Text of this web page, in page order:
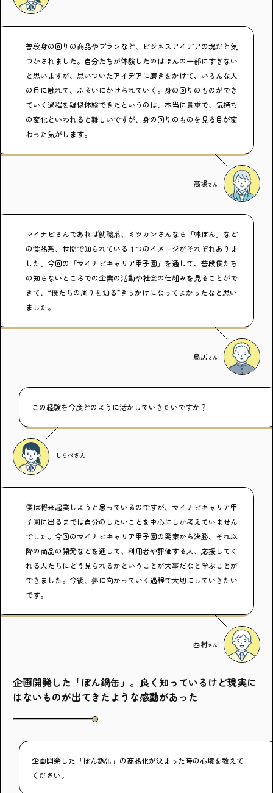
普段身の回りの商品やプランなど、ビジネスアイデアの塊だと気
づかされました。自分たちが体験したのはほんの一部にすぎない
と思いますが、思いついたアイデアに磨きをかけて、いろんな人
の目に触れて、ふるいにかけられていく。身の回りのものができ
ていく過程を疑似体験できたというのは、本当に貴重で、気持ち
の変化といわれると難しいですが、身の回りのものを見る目が変
わった気がします。
高場さん
マイナビさんであれば就職系、ミツカンさんなら「味ぽん」など
の食品系、世間で知られている１つのイメージがそれぞれありま
した。今回の「マイナビキャリア甲子園」を通して、普段僕たち
の知らないところでの企業の活動や社会の仕組みを見ることがで
きて、“僕たちの周りを知る”きっかけになってよかったなと思い
ました。
鳥居さん
この経験を今度どのように活かしていきたいですか？
しらべさん
僕は将来起業しようと思っているのですが、マイナビキャリア甲
子園に出るまでは自分のしたいことを中心にしか考えていません
でした。今回のマイナビキャリア甲子園の発案から決勝、それ以
降の商品の開発などを通して、利用者や評価する人、応援してく
れる人たちにどう見られるかということが大事だなと学ぶことが
できました。今後、夢に向かっていく過程で大切にしていきたい
です。
西村さん
企画開発した「ぽん鍋缶」。良く知っているけど現実に
はないものが出てきたような感動があった
企画開発した「ぽん鍋缶」の商品化が決まった時の心境を教えて
ください。